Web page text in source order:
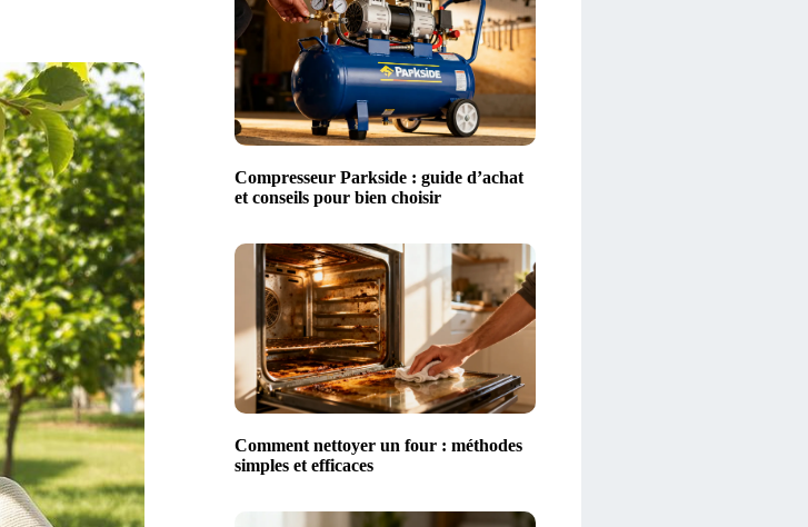
Compresseur Parkside : guide d’achat
et conseils pour bien choisir
Comment nettoyer un four : méthodes
simples et efficaces